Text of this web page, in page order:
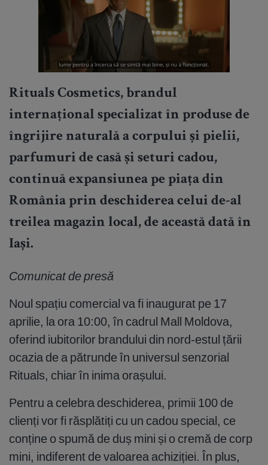
Rituals Cosmetics, brandul
internațional specializat în produse de
îngrijire naturală a corpului și pielii,
parfumuri de casă și seturi cadou,
continuă expansiunea pe piața din
România prin deschiderea celui de-al
treilea magazin local, de această dată în
Iași.
Comunicat de presă
Noul spațiu comercial va fi inaugurat pe 17
aprilie, la ora 10:00, în cadrul Mall Moldova,
oferind iubitorilor brandului din nord-estul țării
ocazia de a pătrunde în universul senzorial
Rituals, chiar în inima orașului.
Pentru a celebra deschiderea, primii 100 de
clienți vor fi răsplătiți cu un cadou special, ce
conține o spumă de duș mini și o cremă de corp
mini, indiferent de valoarea achiziției. În plus,